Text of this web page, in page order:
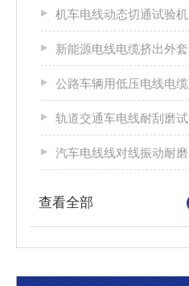
机车电线动态切通试验机
新能源电线电缆挤出外套刮磨试验仪
公路车辆用低压电线电缆耐刮磨试验机
轨道交通车电线耐刮磨试验机
汽车电线线对线振动耐磨试验机
查看全部